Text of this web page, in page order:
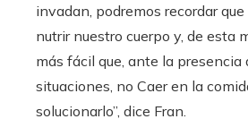
invadan, podremos recordar
nutrir nuestro cuerpo y, de esta
más fácil que, ante la presencia
situaciones, no Caer en la
solucionarlo”, dice Fran.